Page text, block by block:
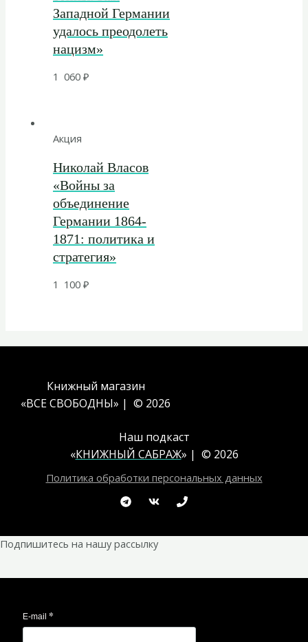
Западной Германии
удалось преодолеть
нацизм»
1 060₽
Акция
Николай Власов
«Войны за
объединение
Германии 1864-
1871: политика и
стратегия»
1 100₽
Книжный магазин
«ВСЕ СВОБОДНЫ» | © 2026
Наш подкаст
«КНИЖНЫЙ САБРАЖ» | © 2026
Политика обработки персональных данных
Подпишитесь на нашу рассылку
E-mail *